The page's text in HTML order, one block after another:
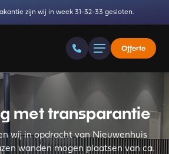
zijn wij in week 31-32-33 gesloten.
Offerte
met transparantie
wij in opdracht van Nieuwenhuis
wanden mogen plaatsen van ca.